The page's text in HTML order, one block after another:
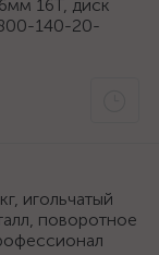
16Т, диск
140-20-
игольчатый
поворотное